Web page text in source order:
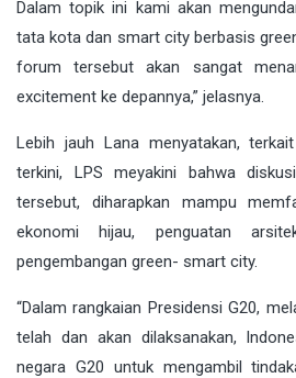
Dalam topik ini kami akan
tata kota dan smart city berbasis
forum tersebut akan sangat
excitement ke depannya,” jelasnya.
Lebih jauh Lana menyatakan,
terkini, LPS meyakini bahwa
tersebut, diharapkan mampu
ekonomi hijau, penguatan
pengembangan green- smart city.
“Dalam rangkaian Presidensi G20,
telah dan akan dilaksanakan,
negara G20 untuk mengambil